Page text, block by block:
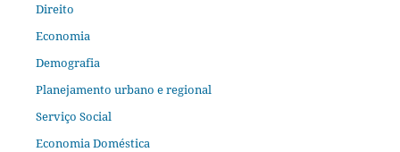
Direito
Economia
Demografia
Planejamento urbano e regional
Serviço Social
Economia Doméstica